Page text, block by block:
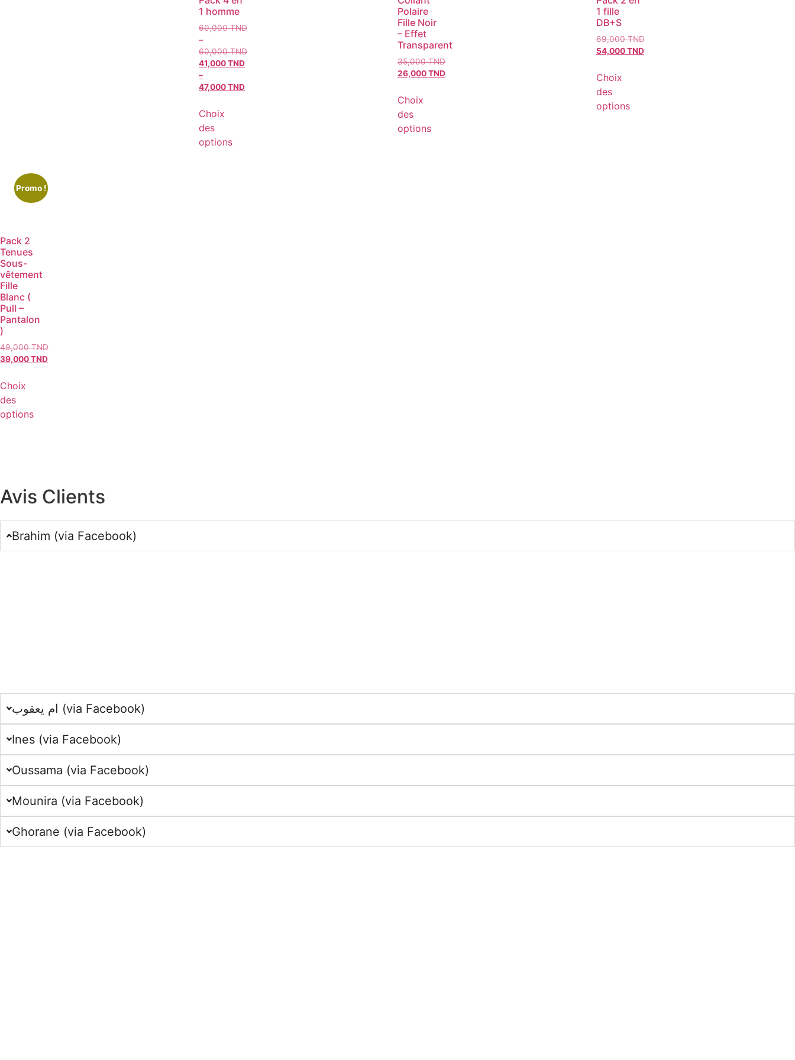
1 homme
60,000TND
–
60,000TND
41,000TND
–
47,000TND
Choix
des
options
Polaire
Fille Noir
– Effet
Transparent
35,000TND
26,000TND
Choix
des
options
1 fille
DB+S
69,000TND
54,000TND
Choix
des
options
Promo !
Pack 2
Tenues
Sous-
vêtement
Fille
Blanc (
Pull –
Pantalon
)
49,000TND
39,000TND
Choix
des
options
Avis Clients
Brahim (via Facebook)
ام يعقوب (via Facebook)
Ines (via Facebook)
Oussama (via Facebook)
Mounira (via Facebook)
Ghorane (via Facebook)